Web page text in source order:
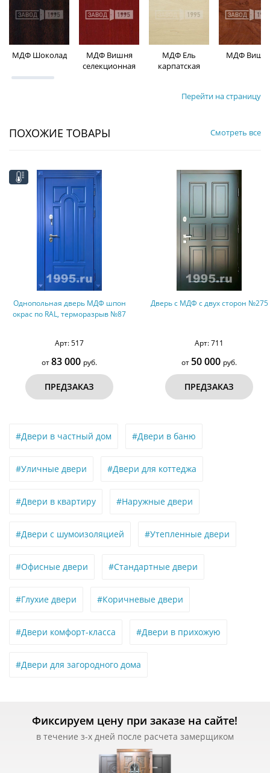
МДФ Шоколад
МДФ Вишня
селекционная
МДФ Ель
карпатская
МДФ
Перейти на страницу
ПОХОЖИЕ ТОВАРЫ Смотреть все
Дверь с МДФ с двух сторон №275
Арт: 711
от50 000руб.
ПРЕДЗАКАЗ
Дверь с МДФ с двух сторон
Арт: 714
от50 000руб.
ПРЕДЗАКАЗ
#Двери в частный дом #Двери в баню
#Уличные двери #Двери для коттеджа
#Двери в квартиру #Наружные двери
#Двери с шумоизоляцией #Утепленные двери
#Офисные двери #Стандартные двери
#Глухие двери #Коричневые двери
#Двери комфорт-класса #Двери в прихожую
#Двери для загородного дома
Фиксируем цену при заказе на сайте!
в течение з-х дней после расчета замерщиком